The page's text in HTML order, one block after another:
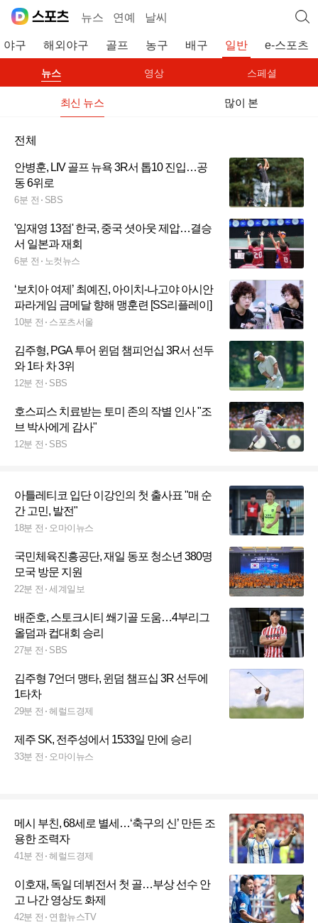
뉴스 연예 날씨
야구 해외야구 골프 농구 배구 일반 e-스포츠
뉴스 영상 스페셜
최신 뉴스 많이 본
전체
안병훈, LIV 골프 뉴욕 3R서 톱10 진입…공
동 6위로
6분 전 SBS
'임재영 13점' 한국, 중국 셧아웃 제압…결승
서 일본과 재회
6분 전 노컷뉴스
‘보치아 여제’ 최예진, 아이치-나고야 아시안
파라게임 금메달 향해 맹훈련 [SS리플레이]
10분 전 스포츠서울
김주형, PGA 투어 윈덤 챔피언십 3R서 선두
와 1타 차 3위
12분 전 SBS
호스피스 치료받는 토미 존의 작별 인사 "조
브 박사에게 감사"
12분 전 SBS
아틀레티코 입단 이강인의 첫 출사표 "매 순
간 고민, 발전"
18분 전 오마이뉴스
국민체육진흥공단, 재일 동포 청소년 380명
모국 방문 지원
22분 전 세계일보
배준호, 스토크시티 쐐기골 도움…4부리그
올덤과 컵대회 승리
27분 전 SBS
김주형 7언더 맹타, 윈덤 챔프십 3R 선두에
1타차
29분 전 헤럴드경제
제주 SK, 전주성에서 1533일 만에 승리
33분 전 오마이뉴스
메시 부친, 68세로 별세…‘축구의 신’ 만든 조
용한 조력자
41분 전 헤럴드경제
이호재, 독일 데뷔전서 첫 골…부상 선수 안
고 나간 영상도 화제
42분 전 연합뉴스TV